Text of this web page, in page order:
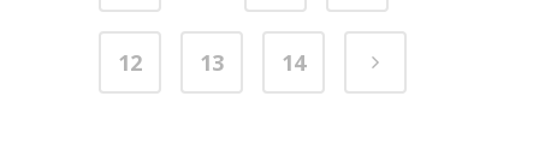
12 13 14